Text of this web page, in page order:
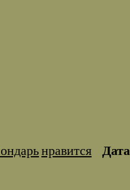
нравится Дата